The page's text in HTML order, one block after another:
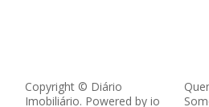
Copyright © Diário
Imobiliário. Powered by io